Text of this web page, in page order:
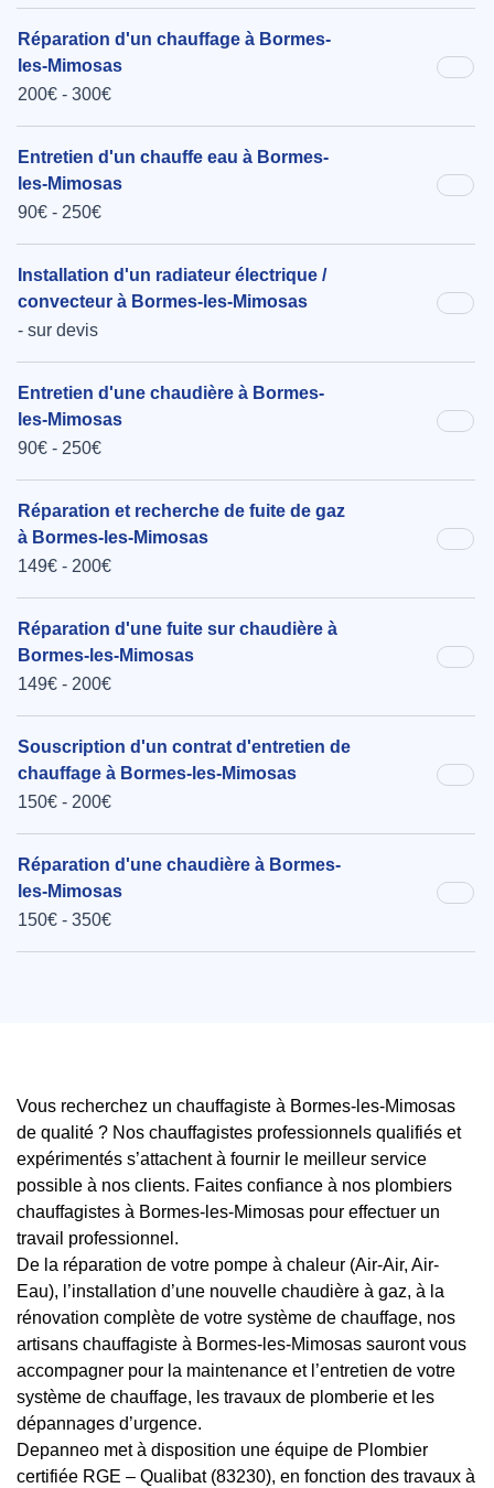
Réparation d'un chauffage à Bormes-
les-Mimosas
200€ - 300€
Entretien d'un chauffe eau à Bormes-
les-Mimosas
90€ - 250€
Installation d'un radiateur électrique /
convecteur à Bormes-les-Mimosas
- sur devis
Entretien d'une chaudière à Bormes-
les-Mimosas
90€ - 250€
Réparation et recherche de fuite de gaz
à Bormes-les-Mimosas
149€ - 200€
Réparation d'une fuite sur chaudière à
Bormes-les-Mimosas
149€ - 200€
Souscription d'un contrat d'entretien de
chauffage à Bormes-les-Mimosas
150€ - 200€
Réparation d'une chaudière à Bormes-
les-Mimosas
150€ - 350€
Vous recherchez un chauffagiste à Bormes-les-Mimosas
de qualité ? Nos chauffagistes professionnels qualifiés et
expérimentés s’attachent à fournir le meilleur service
possible à nos clients. Faites confiance à nos plombiers
chauffagistes à Bormes-les-Mimosas pour effectuer un
travail professionnel.
De la réparation de votre pompe à chaleur (Air-Air, Air-
Eau), l’installation d’une nouvelle chaudière à gaz, à la
rénovation complète de votre système de chauffage, nos
artisans chauffagiste à Bormes-les-Mimosas sauront vous
accompagner pour la maintenance et l’entretien de votre
système de chauffage, les travaux de plomberie et les
dépannages d’urgence.
Depanneo met à disposition une équipe de Plombier
certifiée RGE – Qualibat (83230), en fonction des travaux à